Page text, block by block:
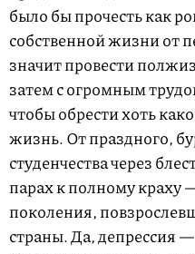
было бы прочесть как
собственной жизни от
значит провести
затем с огромным
чтобы обрести хоть
жизнь. От праздного,
студенчества через
парах к полному краху
поколения,
страны. Да, депрессия